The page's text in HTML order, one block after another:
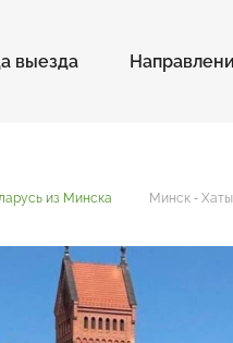
выезда
из Минска Минск -